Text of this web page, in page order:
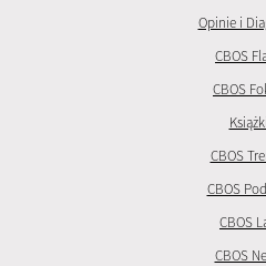
Opinie i
CBOS
CBOS
Książki
CBOS
CBOS
CBOS
CBOS